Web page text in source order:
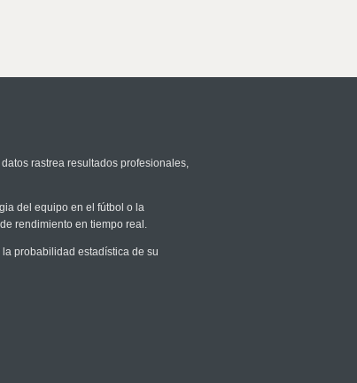
rastrea resultados profesionales,
del equipo en el fútbol o la
rendimiento en tiempo real.
probabilidad estadística de su